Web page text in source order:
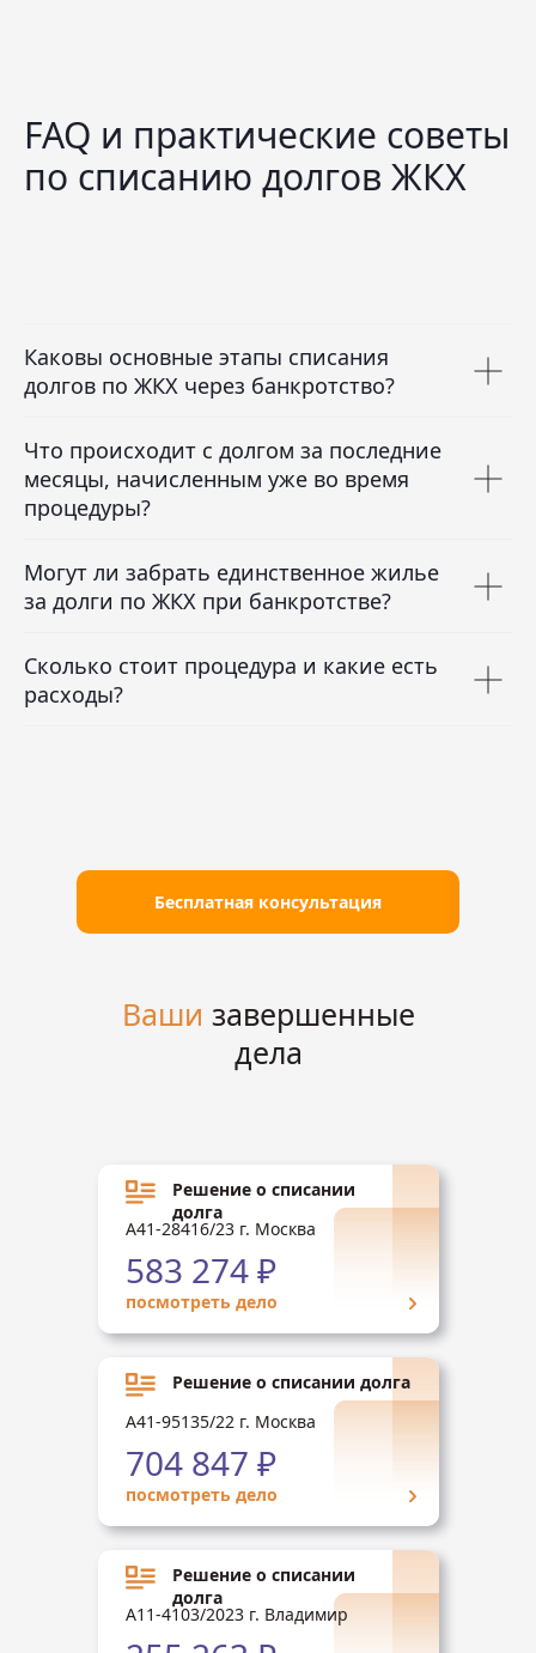
FAQ и практические советы
по списанию долгов ЖКХ
Каковы основные этапы списания
долгов по ЖКХ через банкротство?
Что происходит с долгом за последние
месяцы, начисленным уже во время
процедуры?
Могут ли забрать единственное жилье
за долги по ЖКХ при банкротстве?
Сколько стоит процедура и какие есть
расходы?
Бесплатная консультация
Ваши завершенные
дела
А41-28416/23 г. Москва
посмотреть дело
Решение о списании
долга
583 274 ₽
А11-4103/2023 г. Владимир
Решение о списании
долга
А41-95135/22 г. Москва
посмотреть дело
Решение о списании долга
704 847 ₽